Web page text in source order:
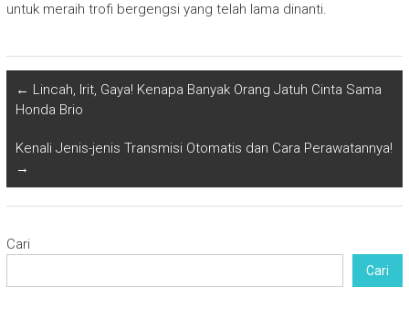
untuk meraih trofi bergengsi yang telah lama dinanti.
← Lincah, Irit, Gaya! Kenapa Banyak Orang Jatuh Cinta Sama
Honda Brio
Kenali Jenis-jenis Transmisi Otomatis dan Cara Perawatannya!
→
Cari
Cari